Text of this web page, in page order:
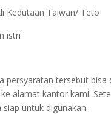
Kedutaan Taiwan/ Teto
istri
persyaratan tersebut bisa
alamat kantor kami.
untuk digunakan.